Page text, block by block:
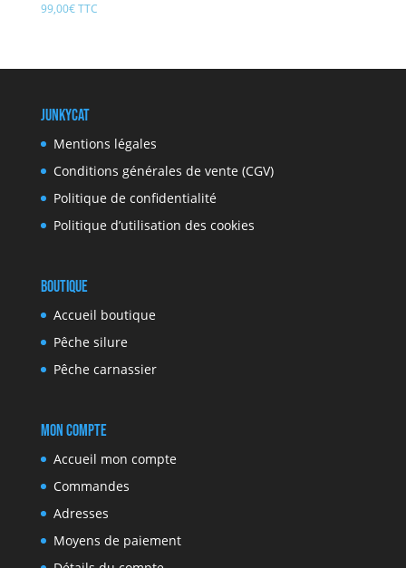
Note
99,00€TTC
JunkyCat
Mentions légales
Conditions générales de vente (CGV)
Politique de confidentialité
Politique d’utilisation des cookies
Boutique
Accueil boutique
Pêche silure
Pêche carnassier
Mon compte
Accueil mon compte
Commandes
Adresses
Moyens de paiement